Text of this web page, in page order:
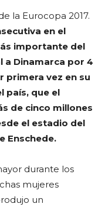
la Eurocopa 2017.
en el
importante del
a Dinamarca por 4
primera vez en su
país, que el
de cinco millones
el estadio del
Enschede.
durante los
mujeres
un